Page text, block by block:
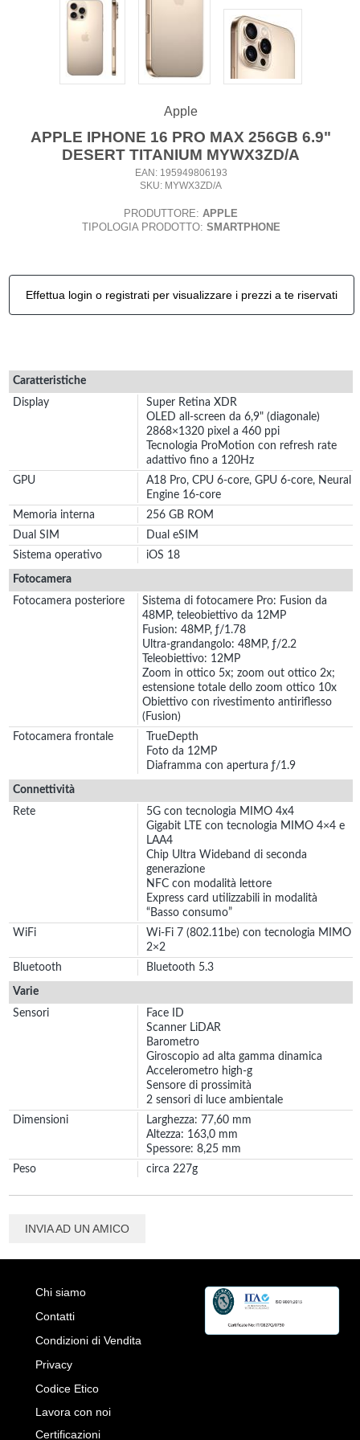
Apple
APPLE IPHONE 16 PRO MAX 256GB 6.9"
DESERT TITANIUM MYWX3ZD/A
EAN: 195949806193
SKU: MYWX3ZD/A
PRODUTTORE: APPLE
TIPOLOGIA PRODOTTO: SMARTPHONE
Effettua login o registrati per visualizzare i prezzi a te riservati
Caratteristiche
Display
Super Retina XDR
OLED all‑screen da 6,9" (diagonale)
2868×1320 pixel a 460 ppi
Tecnologia ProMotion con refresh rate
adattivo fino a 120Hz
GPU
A18 Pro, CPU 6-core, GPU 6-core, Neural
Engine 16-core
Memoria interna
256 GB ROM
Dual SIM
Dual eSIM
Sistema operativo
iOS 18
Fotocamera
Fotocamera posteriore
Sistema di fotocamere Pro: Fusion da
48MP, teleobiettivo da 12MP
Fusion: 48MP, ƒ/1.78
Ultra-grandangolo: 48MP, ƒ/2.2
Teleobiettivo: 12MP
Zoom in ottico 5x; zoom out ottico 2x;
estensione totale dello zoom ottico 10x
Obiettivo con rivestimento antiriflesso
(Fusion)
Fotocamera frontale
TrueDepth
Foto da 12MP
Diaframma con apertura ƒ/1.9
Connettività
Rete
5G con tecnologia MIMO 4x4
Gigabit LTE con tecnologia MIMO 4×4 e
LAA4
Chip Ultra Wideband di seconda
generazione
NFC con modalità lettore
Express card utilizzabili in modalità
“Basso consumo”
WiFi
Wi‑Fi 7 (802.11be) con tecnologia MIMO
2×2
Bluetooth
Bluetooth 5.3
Varie
Sensori
Face ID
Scanner LiDAR
Barometro
Giroscopio ad alta gamma dinamica
Accelerometro high-g
Sensore di prossimità
2 sensori di luce ambientale
Dimensioni
Larghezza: 77,60 mm
Altezza: 163,0 mm
Spessore: 8,25 mm
Peso
circa 227g
INVIA AD UN AMICO
Chi siamo
Contatti
Condizioni di Vendita
Privacy
Codice Etico
Lavora con noi
Certificazioni